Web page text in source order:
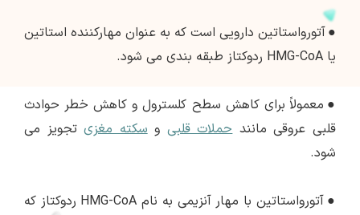
●آتورواستاتین دارویی است که به عنوان مهارکننده استاتین
یا HMG-CoA ردوکتاز طبقه بندی می شود.
● معمولاً برای کاهش سطح کلسترول و کاهش خطر حوادث
قلبی عروقی مانندحملات قلبی وسکته مغزیتجویز می
شود.
●
آتورواستاتین با مهار آنزیمی به نام HMG-CoA ردوکتاز که